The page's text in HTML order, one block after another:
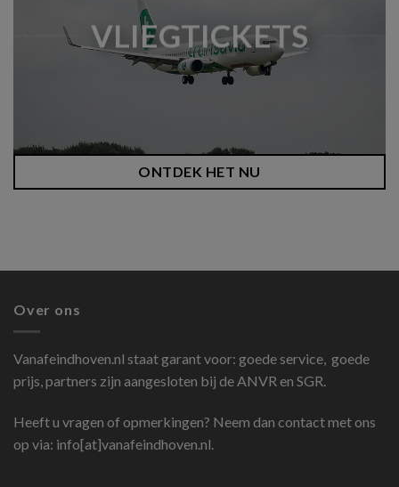
VLIEGTICKETS
ONTDEK HET NU
Over ons
Vanafeindhoven.nl staat garant voor: goede service, goede
prijs, partners zijn aangesloten bij de ANVR en SGR.
Heeft u vragen of opmerkingen? Neem dan contact met ons
op via: info[at]vanafeindhoven.nl.